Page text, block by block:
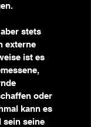
stets
externe
ist es
oder
kann es
sein seine